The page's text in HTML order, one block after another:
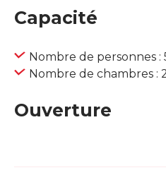
Capacité
Nombre de personnes :
Nombre de chambres :
Ouverture